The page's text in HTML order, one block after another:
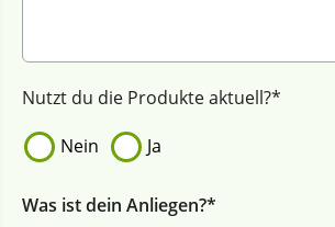
Nutzt du die Produkte aktuell?*
Nein
Ja
Was ist dein Anliegen?*